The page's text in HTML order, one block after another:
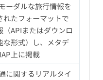
ーダルな旅行情報を
れたフォーマットで
（APIまたはダウンロ
な形式）し、メタデ
上に掲載
に関するリアルタイ